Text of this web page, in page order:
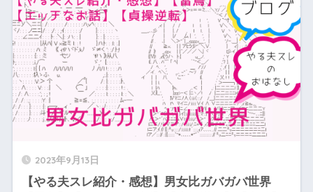
2023年9月13日
【やる夫スレ紹介・感想】男女比ガバガバ世界